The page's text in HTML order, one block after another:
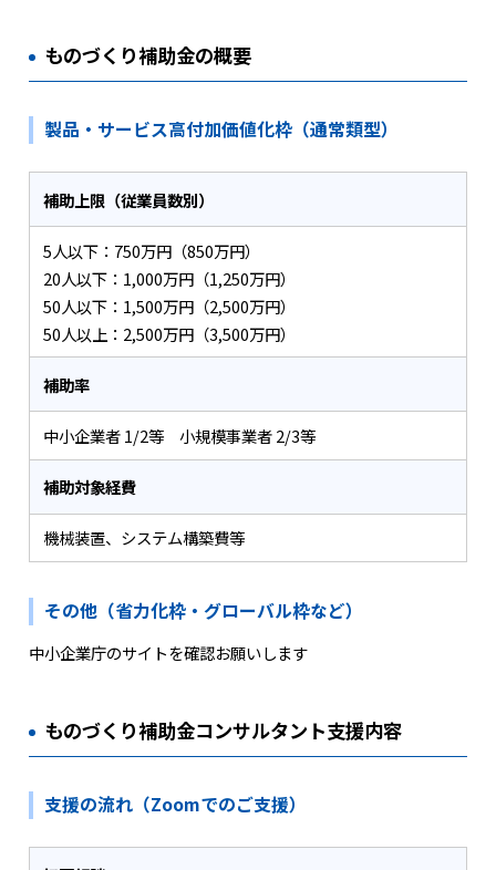
ものづくり補助金の概要
製品・サービス高付加価値化枠（通常類型）
補助上限（従業員数別）
5人以下：750万円（850万円）
20人以下：1,000万円（1,250万円）
50人以下：1,500万円（2,500万円）
50人以上：2,500万円（3,500万円）
補助率
中小企業者 1/2等 小規模事業者 2/3等
補助対象経費
機械装置、システム構築費等
その他（省力化枠・グローバル枠など）
中小企業庁のサイトを確認お願いします
ものづくり補助金コンサルタント支援内容
支援の流れ（Zoomでのご支援）